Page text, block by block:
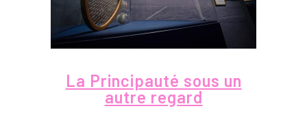
La Principauté sous un
autre regard